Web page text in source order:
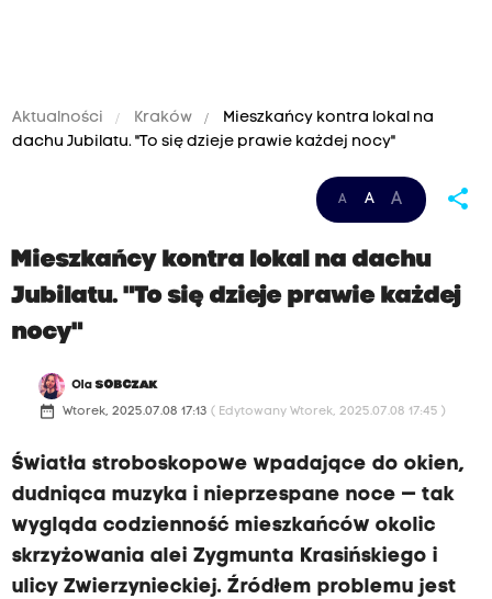
Aktualności Kraków
Mieszkańcy kontra lokal na
dachu Jubilatu. "To się dzieje prawie każdej nocy"
A A A share
Mieszkańcy kontra lokal na dachu
Jubilatu. "To się dzieje prawie każdej
nocy"
OlaSOBCZAK
date_range Wtorek, 2025.07.08 17:13 ( Edytowany Wtorek, 2025.07.08 17:45 )
Światła stroboskopowe wpadające do okien,
dudniąca muzyka i nieprzespane noce — tak
wygląda codzienność mieszkańców okolic
skrzyżowania alei Zygmunta Krasińskiego i
ulicy Zwierzynieckiej. Źródłem problemu jest